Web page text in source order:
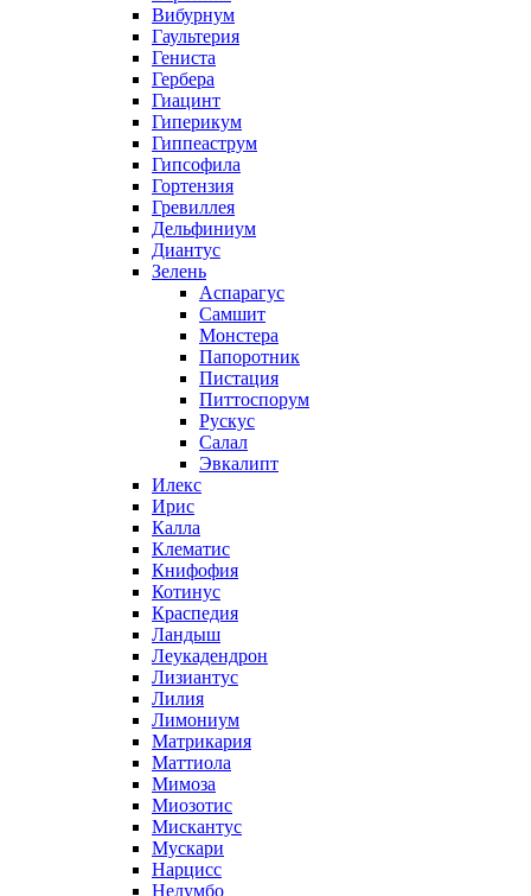
Вибурнум
Гаультерия
Гениста
Гербера
Гиацинт
Гиперикум
Гиппеаструм
Гипсофила
Гортензия
Гревиллея
Дельфиниум
Диантус
Зелень
Аспарагус
Самшит
Монстера
Папоротник
Пистация
Питтоспорум
Рускус
Салал
Эвкалипт
Илекс
Ирис
Калла
Клематис
Книфофия
Котинус
Краспедия
Ландыш
Леукадендрон
Лизиантус
Лилия
Лимониум
Матрикария
Маттиола
Мимоза
Миозотис
Мискантус
Мускари
Нарцисс
Нелумбо